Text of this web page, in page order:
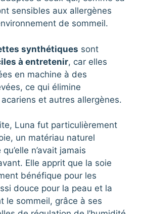
sensibles aux allergènes
de sommeil.
synthétiques sont
à entretenir, car elles
en machine à des
ce qui élimine
et autres allergènes.
Luna fut particulièrement
un matériau naturel
n’avait jamais
Elle apprit que la soie
bénéfique pour les
douce pour la peau et la
le sommeil, grâce à ses